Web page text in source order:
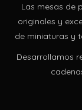
Las mesas de
originales y
de miniaturas y
Desarrollamos